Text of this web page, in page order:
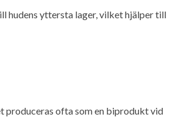
hudens yttersta lager, vilket hjälper till
produceras ofta som en biprodukt vid